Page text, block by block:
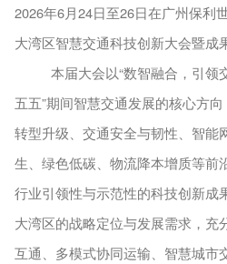
2026年6月24日至26日在广州保利
大湾区智慧交通科技创新大会暨成果
本届大会以“数智融合，引领
五五”期间智慧交通发展的核心方
转型升级、交通安全与韧性、智能
生、绿色低碳、物流降本增质等前
行业引领性与示范性的科技创新成
大湾区的战略定位与发展需求，充
互通、多模式协同运输、智慧城市